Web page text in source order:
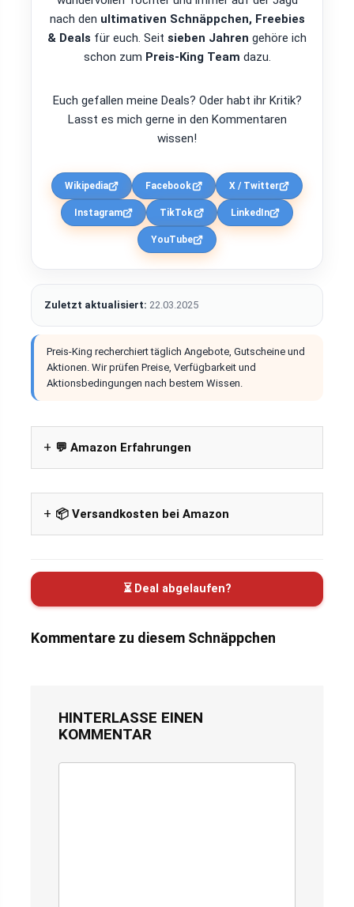
nach den ultimativen Schnäppchen, Freebies
& Deals für euch. Seit sieben Jahren gehöre ich
schon zum Preis-King Team dazu.
Euch gefallen meine Deals? Oder habt ihr Kritik?
Lasst es mich gerne in den Kommentaren
wissen!
Wikipedia Facebook X / Twitter
Instagram TikTok LinkedIn
YouTube
Zuletzt aktualisiert: 22.03.2025
Preis-King recherchiert täglich Angebote, Gutscheine und
Aktionen. Wir prüfen Preise, Verfügbarkeit und
Aktionsbedingungen nach bestem Wissen.
💬 Amazon Erfahrungen
📦 Versandkosten bei Amazon
⏳ Deal abgelaufen?
Kommentare zu diesem Schnäppchen
HINTERLASSE EINEN
KOMMENTAR